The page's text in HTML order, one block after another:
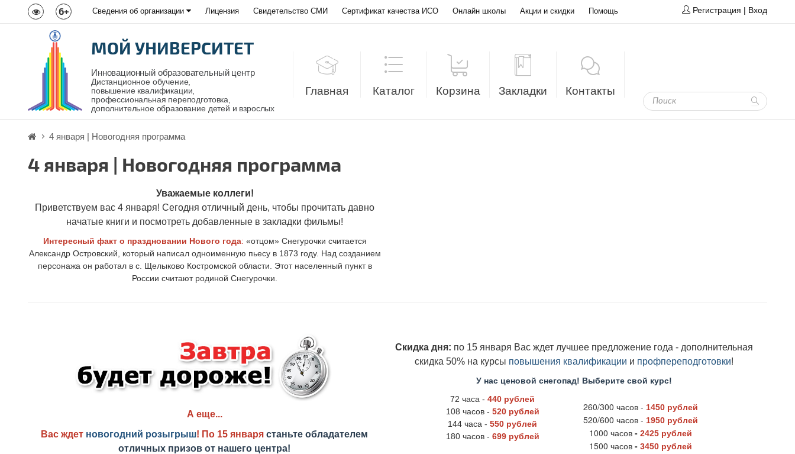
6+ Сведения об организации Лицензия Свидетельство СМИ Сертификат качества ИСО Онлайн школы Акции и скидки Помощь Регистрация | Вход
МОЙ УНИВЕРСИТЕТ
Инновационный образовательный центр
Дистанционное обучение,
повышение квалификации,
профессиональная переподготовка,
дополнительное образование детей и взрослых
Главная Каталог Корзина Закладки Контакты
4 января | Новогодняя программа
4 января | Новогодняя программа
Уважаемые коллеги!
Приветствуем вас 4 января! Сегодня отличный день, чтобы прочитать давно
начатые книги и посмотреть добавленные в закладки фильмы!
Интересный факт о праздновании Нового года: «отцом» Снегурочки считается
Александр Островский, который написал одноименную пьесу в 1873 году. Над созданием
персонажа он работал в с. Щелыково Костромской области. Этот населенный пункт в
России считают родиной Снегурочки.
А еще...
Вас ждет новогодний розыгрыш! По 15 января станьте обладателем
отличных призов от нашего центра!
Скидка дня: по 15 января Вас ждет лучшее предложение года - дополнительная
скидка 50% на курсы повышения квалификации и профпереподготовки!
У нас ценовой снегопад! Выберите свой курс!
72 часа - 440 рублей
108 часов - 520 рублей
144 часа - 550 рублей
180 часов - 699 рублей
260/300 часов - 1450 рублей
520/600 часов - 1950 рублей
1000 часов - 2425 рублей
1500 часов - 3450 рублей